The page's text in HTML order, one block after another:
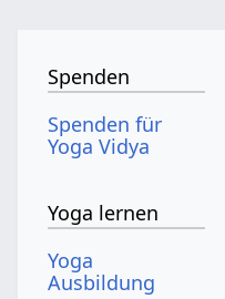
Spenden
Spenden für
Yoga Vidya
Yoga lernen
Yoga
Ausbildung